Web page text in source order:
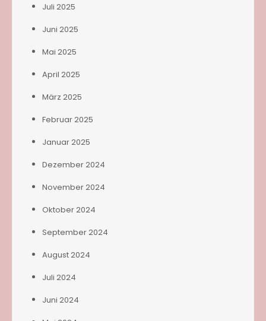
Juli 2025
Juni 2025
Mai 2025
April 2025
März 2025
Februar 2025
Januar 2025
Dezember 2024
November 2024
Oktober 2024
September 2024
August 2024
Juli 2024
Juni 2024